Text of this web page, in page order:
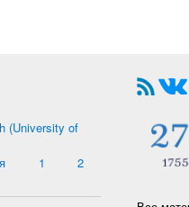
(University of
1
2